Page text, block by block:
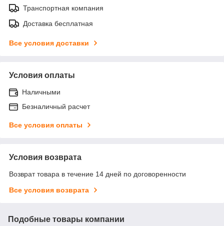
Транспортная компания
Доставка бесплатная
Все условия доставки
Условия оплаты
Наличными
Безналичный расчет
Все условия оплаты
Условия возврата
Возврат товара в течение 14 дней по договоренности
Все условия возврата
Подобные товары компании